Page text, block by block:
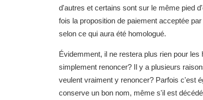
d'autres et certains sont sur le même pied
fois la proposition de paiement acceptée
selon ce qui aura été homologué.
Évidemment, il ne restera plus rien pour
simplement renoncer? Il y a plusieurs
veulent vraiment y renoncer? Parfois c'est
conserve un bon nom, même s'il est